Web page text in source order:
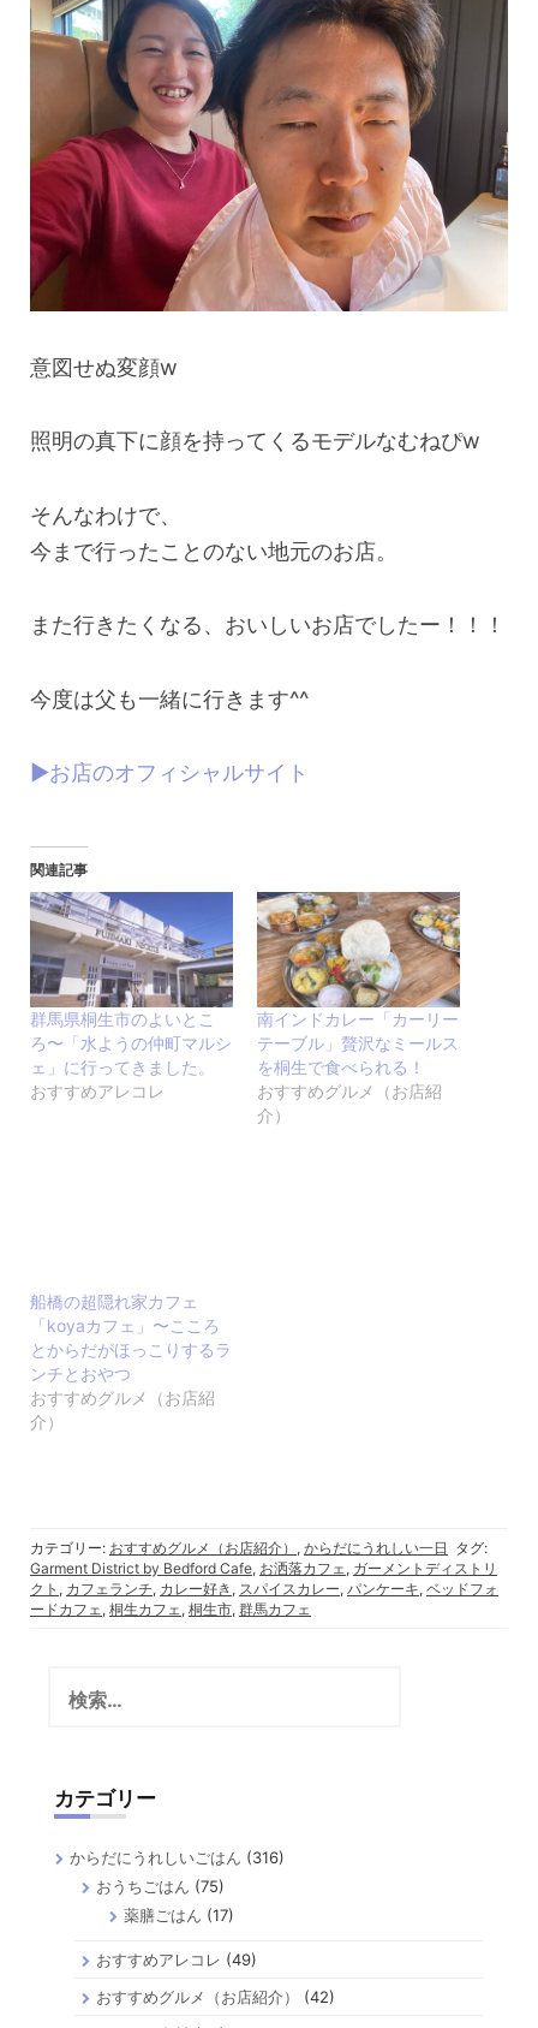
意図せぬ変顔w
照明の真下に顔を持ってくるモデルなむねぴw
そんなわけで、
今まで行ったことのない地元のお店。
また行きたくなる、おいしいお店でしたー！！！
今度は父も一緒に行きます^^
▶︎お店のオフィシャルサイト
関連記事
群馬県桐生市のよいとこ
ろ〜「水ようの仲町マルシ
ェ」に行ってきました。
おすすめアレコレ
南インドカレー「カーリー
テーブル」贅沢なミールス
を桐生で食べられる！
おすすめグルメ（お店紹
介）
船橋の超隠れ家カフェ
「koyaカフェ」〜こころ
とからだがほっこりするラ
ンチとおやつ
おすすめグルメ（お店紹
介）
カテゴリー: おすすめグルメ（お店紹介） , からだにうれしい一日 タグ:
Garment District by Bedford Cafe, お洒落カフェ , ガーメントディストリ
クト , カフェランチ, カレー好き , スパイスカレー, パンケーキ, ベッドフォ
ードカフェ , 桐生カフェ , 桐生市, 群馬カフェ
カテゴリー
からだにうれしいごはん (316)
おうちごはん (75)
薬膳ごはん (17)
おすすめアレコレ (49)
おすすめグルメ（お店紹介）
(42)